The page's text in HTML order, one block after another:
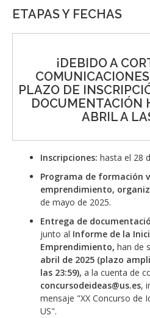
ETAPAS Y FECHAS
¡DEBIDO A
PLAZO DE
DOCUMENTACIÓN
ABRIL A
Inscripciones: hasta el 28
Programa de formación
emprendimiento,
de mayo de 2025.
Entrega de
junto al Informe de la
Emprendimiento, han de
abril de 2025 (plazo
las 23:59), a la cuenta de
concursodeideas@us.es,
mensaje "XX Concurso de
US".